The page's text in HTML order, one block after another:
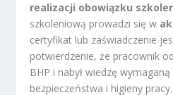
realizacji obowiązku
szkoleniową prowadzi się w
certyfikat lub zaświadczenie
potwierdzenie, że pracownik
BHP i nabył wiedzę
bezpieczeństwa i higieny pracy.